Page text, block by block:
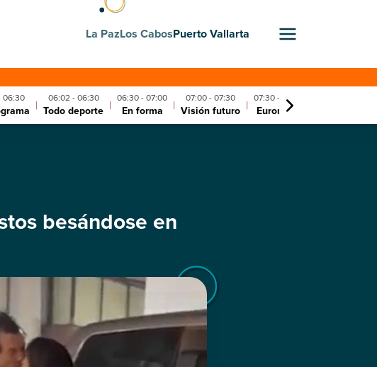
La PazLos CabosPuerto Vallarta
06:30 | 06:02 - 06:30
Todo deporte | 06:30 - 07:00
En forma | 07:00 - 07:30
Visión futuro | 07:30 - 08:00
Euromaxx
besándose en